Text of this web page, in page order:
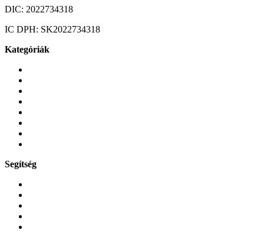
DIC: 2022734318
IC DPH: SK2022734318
Kategóriák
Segítség